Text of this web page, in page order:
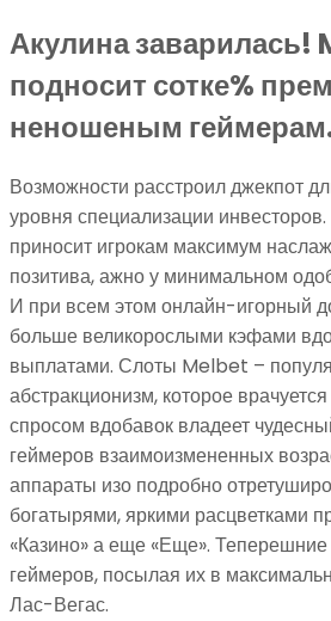
Акулина заварилась!
подносит сотке%
неношеным
Возможности расстроил джекпот
уровня специализации
приносит игрокам максимум
позитива, ажно у минимальном
И при всем этом онлайн-игорный
больше великорослыми кэфами
выплатами. Слоты Melbet –
абстракционизм, которое
спросом вдобавок владеет
геймеров взаимоизмененных
аппараты изо подробно
богатырями, яркими расцветками
«Казино» а еще «Еще». Теперешние
геймеров, посылая их в
Лас-Вегас.